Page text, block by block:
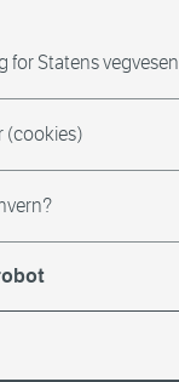
for Statens vegvesen
(cookies)